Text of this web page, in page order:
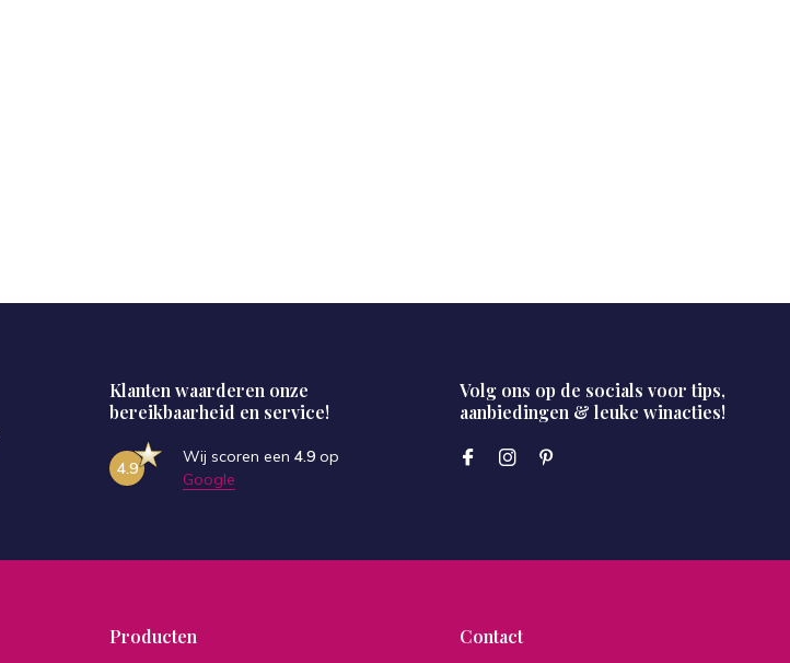
Klanten waarderen onze
bereikbaarheid en service!
4.9
Wij scoren een 4.9 op
Google
Volg ons op de socials voor tips,
aanbiedingen & leuke winacties!
Producten Contact